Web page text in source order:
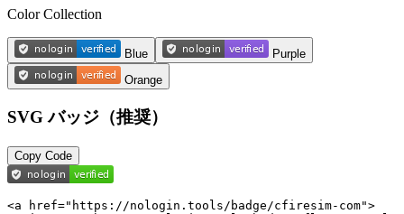
Color Collection
Blue
Purple
Orange
SVG バッジ（推奨）
Copy Code
<a href="https://nologin.tools/badge/cfiresim-com">